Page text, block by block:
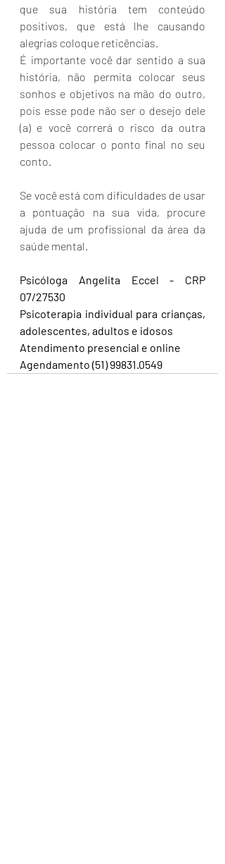
que sua história tem conteúdo
positivos, que está lhe causando
alegrias coloque reticências.
É importante você dar sentido a sua
história, não permita colocar seus
sonhos e objetivos na mão do outro,
pois esse pode não ser o desejo dele
(a) e você correrá o risco da outra
pessoa colocar o ponto final no seu
conto.
Se você está com dificuldades de usar
a pontuação na sua vida, procure
ajuda de um profissional da área da
saúde mental.
Psicóloga Angelita Eccel - CRP
07/27530
Psicoterapia individual para crianças,
adolescentes, adultos e idosos
Atendimento presencial e online
Agendamento (51) 99831.0549